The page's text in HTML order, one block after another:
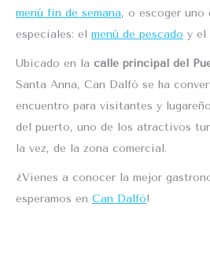
menú fin de semana, o escoger uno
especiales: el menú de pescado y el
Ubicado en la calle principal del
Santa Anna, Can Dalfó se ha
encuentro para visitantes y
del puerto, uno de los atractivos
la vez, de la zona comercial.
¿Vienes a conocer la mejor
esperamos en Can Dalfó!